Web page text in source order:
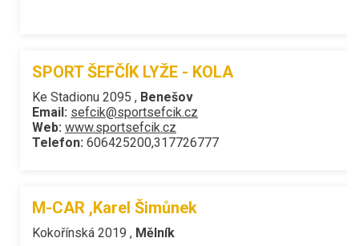
SPORT ŠEFČÍK LYŽE - KOLA
Ke Stadionu 2095 , Benešov
Email: sefcik@sportsefcik.cz
Web: www.sportsefcik.cz
Telefon: 606425200,317726777
M-CAR ,Karel Šimůnek
Kokořínská 2019 , Mělník